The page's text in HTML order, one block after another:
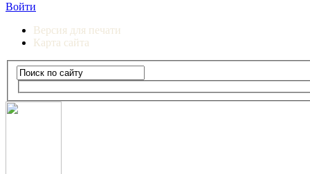
Войти
Версия для печати
Карта сайта